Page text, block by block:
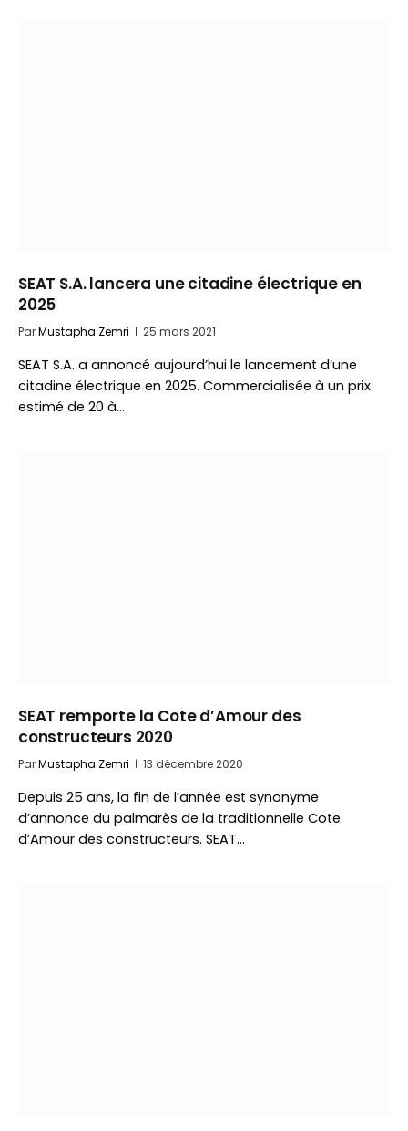
SEAT S.A. lancera une citadine électrique en
2025
ParMustapha Zemri 25 mars 2021
SEAT S.A. a annoncé aujourd’hui le lancement d’une
citadine électrique en 2025. Commercialisée à un prix
estimé de 20 à…
SEAT remporte la Cote d’Amour des
constructeurs 2020
ParMustapha Zemri 13 décembre 2020
Depuis 25 ans, la fin de l’année est synonyme
d’annonce du palmarès de la traditionnelle Cote
d’Amour des constructeurs. SEAT…